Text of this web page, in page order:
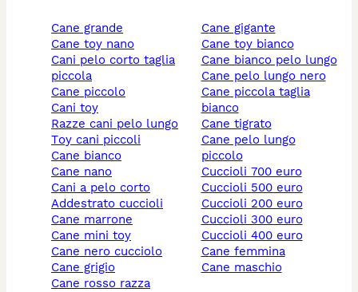
cane grande
cane toy nano
cani pelo corto taglia
piccola
cane piccolo
cani toy
razze cani pelo lungo
toy cani piccoli
cane bianco
cane nano
cani a pelo corto
addestrato cuccioli
cane marrone
cane mini toy
cane nero cucciolo
cane grigio
cane rosso razza
cane gigante
cane toy bianco
cane bianco pelo lungo
cane pelo lungo nero
cane piccola taglia
bianco
cane tigrato
cane pelo lungo
piccolo
cuccioli 700 euro
cuccioli 500 euro
cuccioli 200 euro
cuccioli 300 euro
cuccioli 400 euro
cane femmina
cane maschio